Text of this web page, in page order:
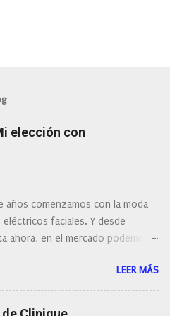
elección con
años comenzamos con la moda
faciales. Y desde
ahora, en el mercado podemos
características, a pilas, a batería,
o de oscilación... y
todos los precios. Existe en la
LEER MÁS